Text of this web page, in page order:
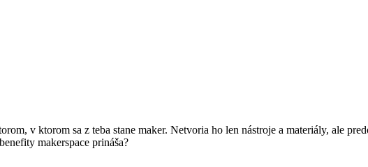
v ktorom sa z teba stane maker. Netvoria ho len nástroje a materiály, ale
makerspace prináša?